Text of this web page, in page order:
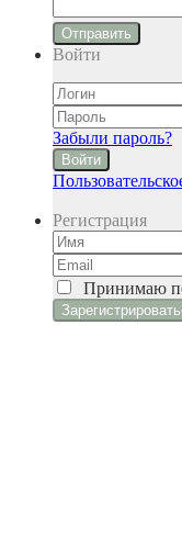
Отправить
Войти
Забыли пароль?
Войти
Регистрация
Принимаю